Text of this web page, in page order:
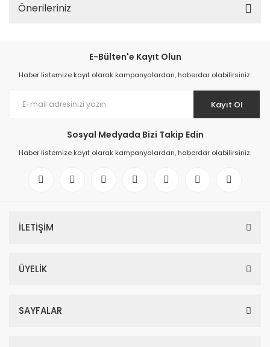
Önerileriniz
E-Bülten'e Kayıt Olun
Haber listemize kayıt olarak kampanyalardan, haberdar olabilirsiniz.
Kayıt Ol
Sosyal Medyada Bizi Takip Edin
Haber listemize kayıt olarak kampanyalardan, haberdar olabilirsiniz.
İLETİŞİM
ÜYELİK
SAYFALAR